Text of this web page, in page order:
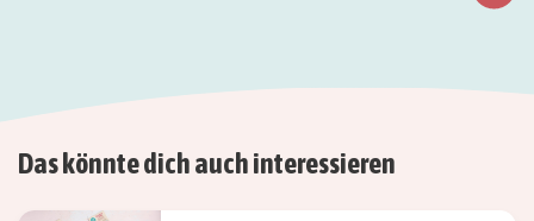
Das könnte dich auch interessieren